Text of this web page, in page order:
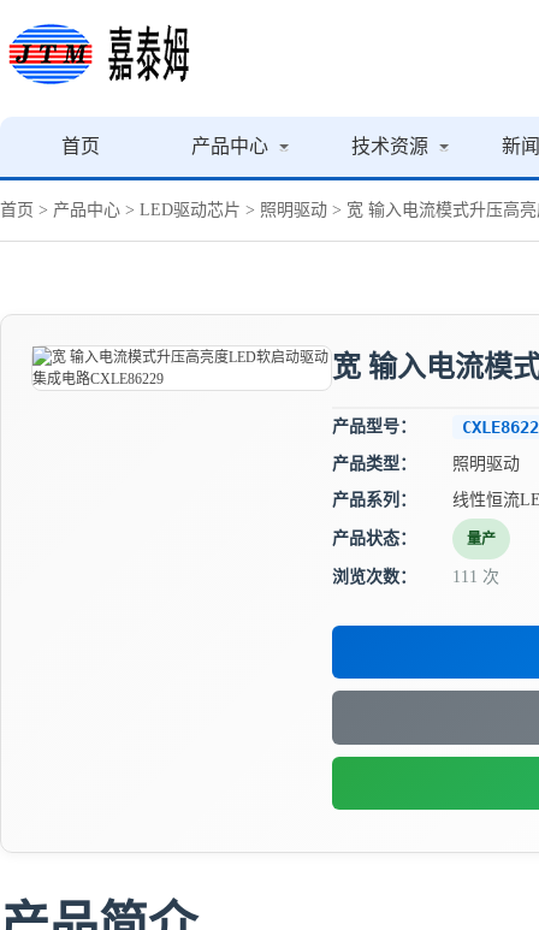
首页 产品中心 技术资源 新
首页 > 产品中心 > LED驱动芯片 > 照明驱动 > 宽 输入电流模式升压高
宽 输入电流模
产品型号：
产品类型：
照明驱动
产品系列：
线性恒流
产品状态： 量产
浏览次数： 111 次